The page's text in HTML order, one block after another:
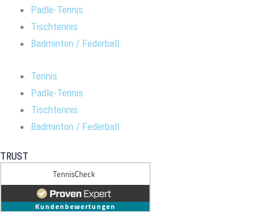
Padle-Tennis
Tischtennis
Badminton / Federball
Tennis
Padle-Tennis
Tischtennis
Badminton / Federball
TRUST